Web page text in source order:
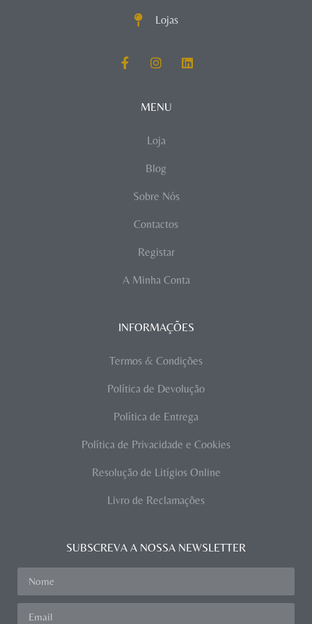
Lojas
MENU
Loja
Blog
Sobre Nós
Contactos
Registar
A Minha Conta
INFORMAÇÕES
Termos & Condições
Política de Devolução
Política de Entrega
Política de Privacidade e Cookies
Resolução de Litígios Online
Livro de Reclamações
SUBSCREVA A NOSSA NEWSLETTER